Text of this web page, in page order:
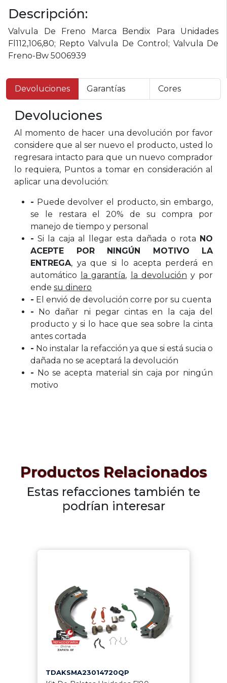
Descripción:
Valvula De Freno Marca Bendix Para Unidades
Fl112,106,80; Repto Valvula De Control; Valvula De
Freno-Bw 5006939
Devoluciones Garantías Cores
Devoluciones
Al momento de hacer una devolución por favor
considere que al ser nuevo el producto, usted lo
regresara intacto para que un nuevo comprador
lo requiera, Puntos a tomar en consideración al
aplicar una devolución:
- Puede devolver el producto, sin embargo,
se le restara el 20% de su compra por
manejo de tiempo y personal
- Si la caja al llegar esta dañada o rota NO
ACEPTE POR NINGÚN MOTIVO LA
ENTREGA, ya que si lo acepta perderá en
automático
la garantía, la devolución y por
ende su dinero
- El envió de devolución corre por su cuenta
- No dañar ni pegar cintas en la caja del
producto y si lo hace que sea sobre la cinta
antes cortada
- No instalar la refacción ya que si está sucia o
dañada no se aceptará la devolución
- No se acepta material sin caja por ningún
motivo
Productos Relacionados
Estas refacciones también te
podrían interesar
TDAKSMA23014720QP